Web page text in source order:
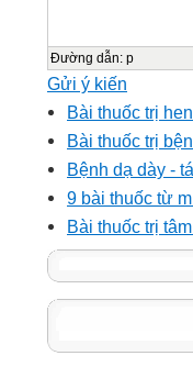
Đường dẫn: p
Gửi ý kiến
Bài thuốc trị
Bài thuốc trị
Bệnh dạ dày -
9 bài thuốc từ
Bài thuốc trị